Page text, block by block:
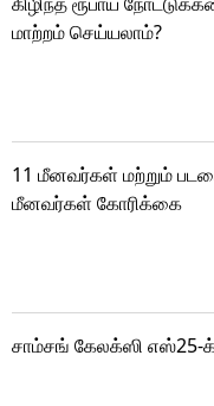
மாற்றம் செய்யலாம்?
11 மீனவர்கள் மற்றும்
மீனவர்கள் கோரிக்கை
சாம்சங் கேலக்ஸி எஸ்25-